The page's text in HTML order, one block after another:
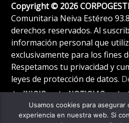
Copyright © 2026
Comunitaria Neiva Estéreo
derechos reservados. Al
información personal que
exclusivamente para los fines
Respetamos tu privacidad y
leyes de protección de datos.
INICIO NOTICIAS
Usamos cookies para asegurar
experiencia en nuestra web. Si